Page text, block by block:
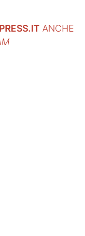
ANCHE